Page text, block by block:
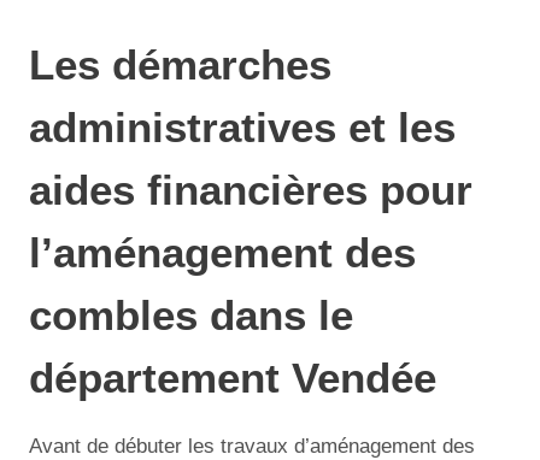
Les démarches
administratives et les
aides financières pour
l’aménagement des
combles dans le
département Vendée
Avant de débuter les travaux d’aménagement des